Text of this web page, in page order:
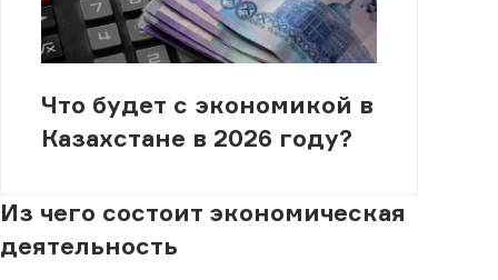
Что будет с экономикой в
Казахстане в 2026 году?
Из чего состоит экономическая
деятельность